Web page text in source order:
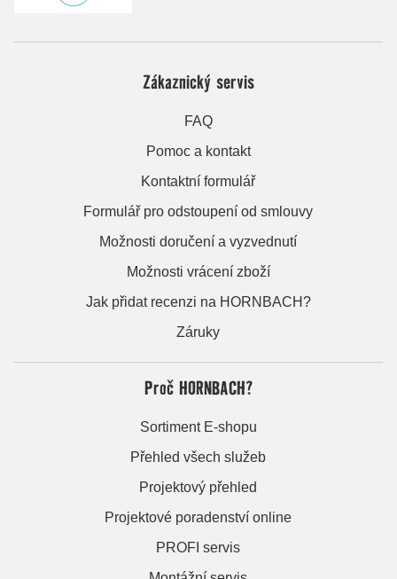
Zákaznický servis
FAQ
Pomoc a kontakt
Kontaktní formulář
Formulář pro odstoupení od smlouvy
Možnosti doručení a vyzvednutí
Možnosti vrácení zboží
Jak přidat recenzi na HORNBACH?
Záruky
Proč HORNBACH?
Sortiment E-shopu
Přehled všech služeb
Projektový přehled
Projektové poradenství online
PROFI servis